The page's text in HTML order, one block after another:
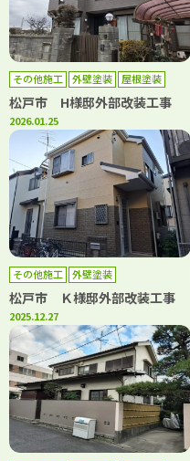
その他施工 外壁塗装 屋根塗装
松戸市 H様邸外部改装工事
2026.01.25
その他施工 外壁塗装
松戸市 Ｋ様邸外部改装工事
2025.12.27